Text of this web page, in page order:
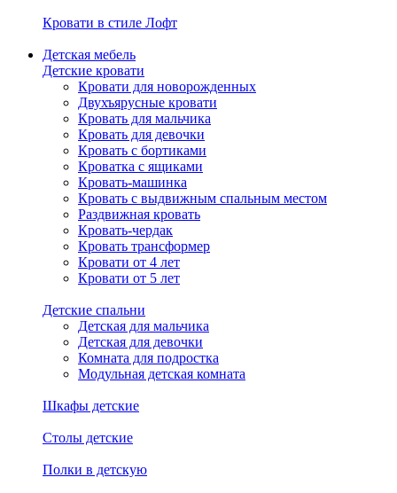
Кровати в стиле Лофт
Детская мебель
Детские кровати
Кровати для новорожденных
Двухъярусные кровати
Кровать для мальчика
Кровать для девочки
Кровать с бортиками
Кроватка с ящиками
Кровать-машинка
Кровать с выдвижным спальным местом
Раздвижная кровать
Кровать-чердак
Кровать трансформер
Кровати от 4 лет
Кровати от 5 лет
Детские спальни
Детская для мальчика
Детская для девочки
Комната для подростка
Модульная детская комната
Шкафы детские
Столы детские
Полки в детскую